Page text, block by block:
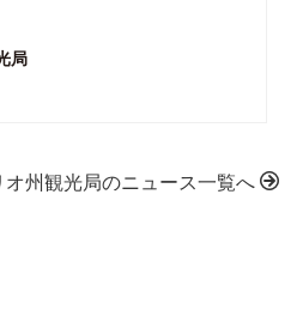
局
州観光局のニュース一覧へ